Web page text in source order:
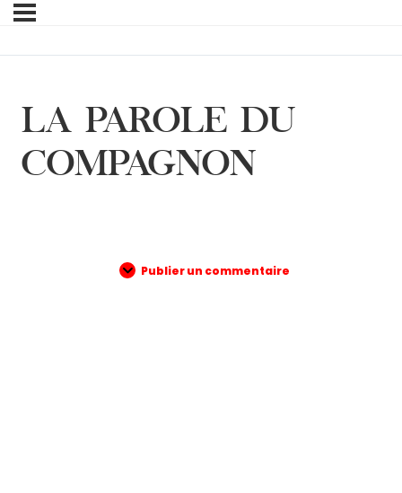
LA PAROLE DU
COMPAGNON
Publier un commentaire